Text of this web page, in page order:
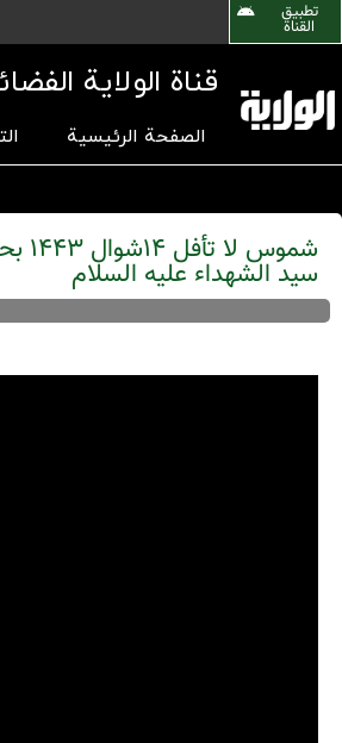
تطبیق
القناة
قناة الولاية
الصفحة الرئيسية
سيد الشهداء علیه السلام